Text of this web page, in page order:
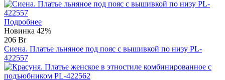
Подробнее
Новинка 42%
206 Br
Сиена. Платье льняное под пояс с вышивкой по низу PL-
422557